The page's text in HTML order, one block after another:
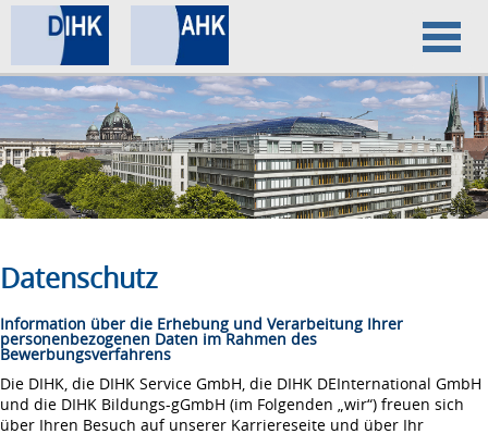
Home
Datenschutz
Impressum
Datenschutz
Information über die Erhebung und Verarbeitung Ihrer
personenbezogenen Daten im Rahmen des
Bewerbungsverfahrens
Die DIHK, die DIHK Service GmbH, die DIHK DEInternational GmbH
und die DIHK Bildungs-gGmbH (im Folgenden „wir“) freuen sich
über Ihren Besuch auf unserer Karriereseite und über Ihr